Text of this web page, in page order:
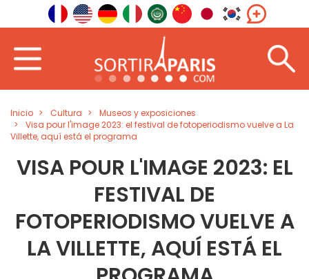
Inicio Cultura
Museos y exposiciones
Visa pour l'image 2023: el festival de fotoperiodismo vuelve a La
Villette, aquí está el programa
VISA POUR L'IMAGE 2023: EL
FESTIVAL DE
FOTOPERIODISMO VUELVE A
LA VILLETTE, AQUÍ ESTÁ EL